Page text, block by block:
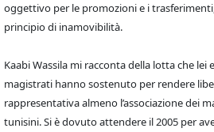
oggettivo per le promozioni e i
principio di inamovibilità.
Kaabi Wassila mi racconta della lotta che lei
magistrati hanno sostenuto per rendere
rappresentativa almeno l’associazione dei
tunisini. Si è dovuto attendere il 2005 per